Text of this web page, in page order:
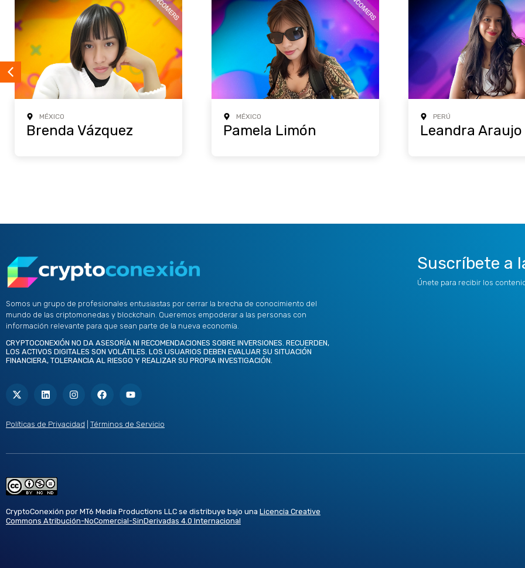
MÉXICO
Brenda Vázquez
MÉXICO
Pamela Limón
PERÚ
Leandra Araujo
Somos un grupo de profesionales entusiastas por cerrar la brecha de conocimiento del
mundo de las criptomonedas y blockchain. Queremos empoderar a las personas con
información relevante para que sean parte de la nueva economía.
CRYPTOCONEXIÓN NO DA ASESORÍA NI RECOMENDACIONES SOBRE INVERSIONES. RECUERDEN,
LOS ACTIVOS DIGITALES SON VOLÁTILES. LOS USUARIOS DEBEN EVALUAR SU SITUACIÓN
FINANCIERA, TOLERANCIA AL RIESGO Y REALIZAR SU PROPIA INVESTIGACIÓN.
t
t
t
n
d
i
s
g
r
c
o
o
u
b
e
Políticas de Privacidad Términos de Servicio
Suscríbete a
Únete para recibir los
CryptoConexión por MT6 Media Productions LLC se distribuye bajo una Licencia Creative
Commons Atribución-NoComercial-SinDerivadas 4.0 Internacional